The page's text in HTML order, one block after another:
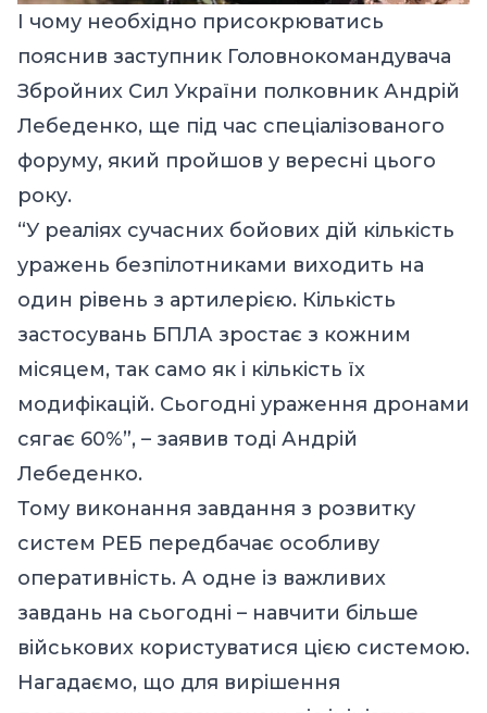
І чому необхідно присокрюватись
пояснив заступник Головнокомандувача
Збройних Сил України полковник Андрій
Лебеденко, ще під час спеціалізованого
форуму, який пройшов у вересні цього
року.
“У реаліях сучасних бойових дій кількість
уражень безпілотниками виходить на
один рівень з артилерією. Кількість
застосувань БПЛА зростає з кожним
місяцем, так само як і кількість їх
модифікацій. Сьогодні ураження дронами
сягає 60%”, – заявив тоді Андрій
Лебеденко.
Тому виконання завдання з розвитку
систем РЕБ передбачає особливу
оперативність. А одне із важливих
завдань на сьогодні – навчити більше
військових користуватися цією системою.
Нагадаємо, що для вирішення